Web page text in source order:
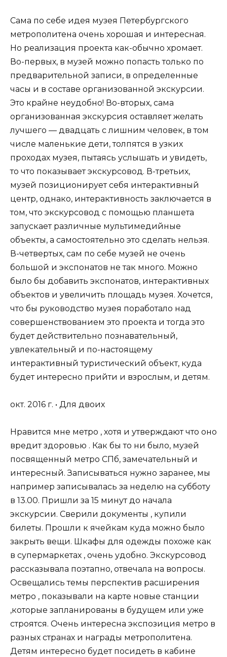
Сама по себе идея музея Петербургского
метрополитена очень хорошая и интересная.
Но реализация проекта как-обычно хромает.
Во-первых, в музей можно попасть только по
предварительной записи, в определенные
часы и в составе организованной экскурсии.
Это крайне неудобно! Во-вторых, сама
организованная экскурсия оставляет желать
лучшего — двадцать с лишним человек, в том
числе маленькие дети, толпятся в узких
проходах музея, пытаясь услышать и увидеть,
то что показывает экскурсовод. В-третьих,
музей позиционирует себя интерактивный
центр, однако, интерактивность заключается в
том, что экскурсовод с помощью планшета
запускает различные мультимедийные
объекты, а самостоятельно это сделать нельзя.
В-четвертых, сам по себе музей не очень
большой и экспонатов не так много. Можно
было бы добавить экспонатов, интерактивных
объектов и увеличить площадь музея. Хочется,
что бы руководство музея поработало над
совершенствованием это проекта и тогда это
будет действительно познавательный,
увлекательный и по-настоящему
интерактивный туристический объект, куда
будет интересно прийти и взрослым, и детям.
окт. 2016 г. • Для двоих
Нравится мне метро , хотя и утверждают что оно
вредит здоровью . Как бы то ни было, музей
посвященный метро СПб, замечательный и
интересный. Записываться нужно заранее, мы
например записывалась за неделю на субботу
в 13.00. Пришли за 15 минут до начала
экскурсии. Сверили документы , купили
билеты. Прошли к ячейкам куда можно было
закрыть вещи. Шкафы для одежды похоже как
в супермаркетах , очень удобно. Экскурсовод
рассказывала поэтапно, отвечала на вопросы.
Освещались темы перспектив расширения
метро , показывали на карте новые станции
,которые запланированы в будущем или уже
строятся. Очень интересна экспозиция метро в
разных странах и награды метрополитена.
Детям интересно будет посидеть в кабине